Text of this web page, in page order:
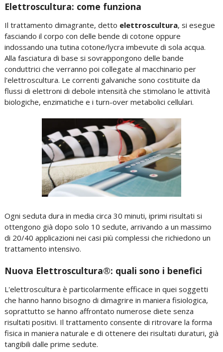
Elettroscultura: come funziona
Il trattamento dimagrante, detto elettroscultura, si esegue
fasciando il corpo con delle bende di cotone oppure
indossando una tutina cotone/lycra imbevute di sola acqua.
Alla fasciatura di base si sovrappongono delle bande
conduttrici che verranno poi collegate al macchinario per
l'elettroscultura. Le correnti galvaniche sono costituite da
flussi di elettroni di debole intensità che stimolano le attività
biologiche, enzimatiche e i turn-over metabolici cellulari.
Ogni seduta dura in media circa 30 minuti, iprimi risultati si
ottengono già dopo solo 10 sedute, arrivando a un massimo
di 20/40 applicazioni nei casi più complessi che richiedono un
trattamento intensivo.
Nuova Elettroscultura®: quali sono i benefici
L'elettroscultura è particolarmente efficace in quei soggetti
che hanno hanno bisogno di dimagrire in maniera fisiologica,
soprattutto se hanno affrontato numerose diete senza
risultati positivi. Il trattamento consente di ritrovare la forma
fisica in maniera naturale e di ottenere dei risultati duraturi, già
tangibili dalle prime sedute.